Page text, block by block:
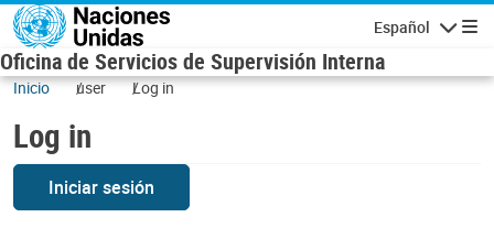
Skip to main content
Español
Oficina de Servicios de Supervisión Interna
Inicio user Log in
Log in
Iniciar sesión